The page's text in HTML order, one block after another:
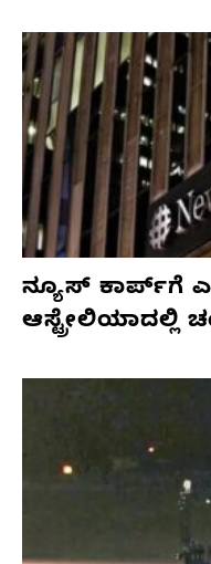
ನ್ಯೂಸ್ ಕಾರ್ಪ್‌ಗೆ
ಆಸ್ಟ್ರೇಲಿಯಾದಲ್ಲಿ